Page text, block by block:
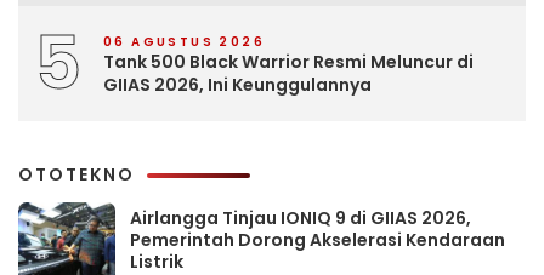
5 06 AGUSTUS 2026
Tank 500 Black Warrior Resmi Meluncur di
GIIAS 2026, Ini Keunggulannya
OTOTEKNO
Airlangga Tinjau IONIQ 9 di GIIAS 2026,
Pemerintah Dorong Akselerasi Kendaraan
Listrik